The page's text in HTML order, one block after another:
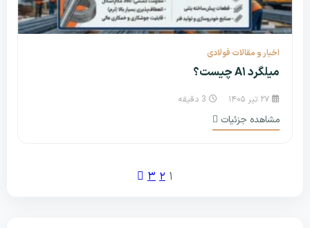
اخبار و مقالات فولادی
میلگرد A۱ چیست؟
مشاهده جزئیات
۱ ۲ ۳